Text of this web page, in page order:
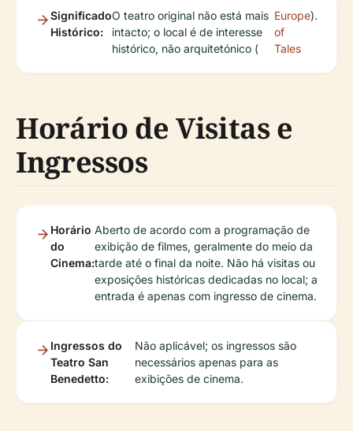
Significado
Histórico:
O teatro original não está mais
intacto; o local é de interesse
histórico, não arquitetónico (
Europe
of
Tales
).
Horário de Visitas e
Ingressos
Horário
do
Cinema:
Aberto de acordo com a programação de
exibição de filmes, geralmente do meio da
tarde até o final da noite. Não há visitas ou
exposições históricas dedicadas no local; a
entrada é apenas com ingresso de cinema.
Ingressos do
Teatro San
Benedetto:
Não aplicável; os ingressos são
necessários apenas para as
exibições de cinema.